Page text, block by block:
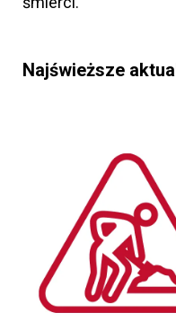
Najświeższe